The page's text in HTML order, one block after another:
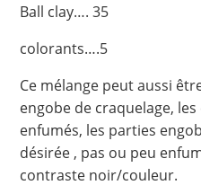
Ball clay…. 35
colorants….5
Ce mélange peut aussi
engobe de craquelage,
enfumés, les parties
désirée , pas ou peu
contraste noir/couleur.